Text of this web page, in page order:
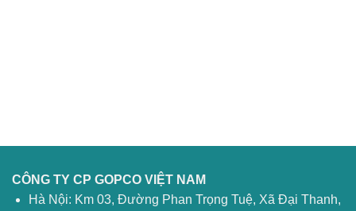
CÔNG TY CP GOPCO VIỆT NAM
Hà Nội: Km 03, Đường Phan Trọng Tuệ, Xã Đại Thanh,